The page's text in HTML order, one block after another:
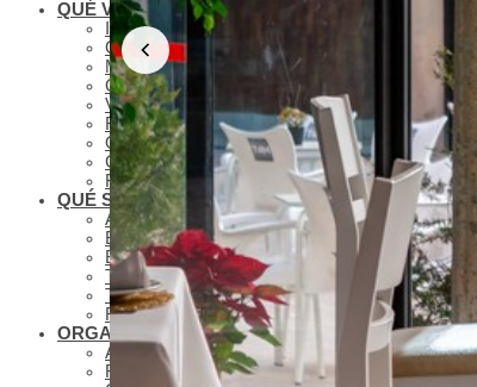
QUÉ VER
IMPRESCINDIBLES
QUÉ VER – MONUMENTOS
MUSEOS
QUÉ VER – LAGUNA GRANDE
VISITAS VIRTUALES
RUTAS Y GUÍAS MONUMENTALES
OLEOTURISMO
GASTRONOMÍA BAEZANA
FIESTAS Y SEMANA SANTA
QUÉ SABER
ANTONIO MACHADO EN BAEZA
BAEZA PLATÓ DE CINE
BAEZA, CIUDAD UNIVERSITARIA
TURISMO DE CONGRESOS EN BAEZA
TURISMO FAMILIAR EN BAEZA
REDES COLABORATIVAS BAEZA
ORGANIZA TU VISITA
ALOJAMIENTOS
RESTAURANTES